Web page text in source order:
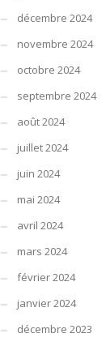
décembre 2024
novembre 2024
octobre 2024
septembre 2024
août 2024
juillet 2024
juin 2024
mai 2024
avril 2024
mars 2024
février 2024
janvier 2024
décembre 2023